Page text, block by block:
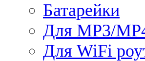
Батарейки
Для MP3/
Для WiFi